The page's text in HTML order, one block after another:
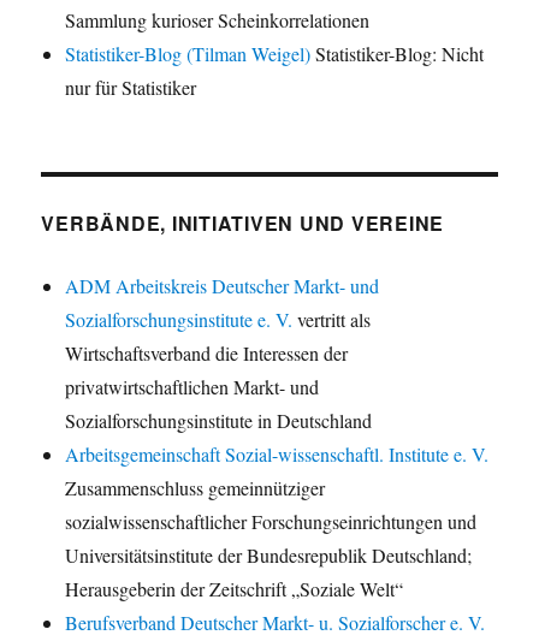
Sammlung kurioser Scheinkorrelationen
Statistiker-Blog (Tilman Weigel)Statistiker-Blog: Nicht
nur für Statistiker
VERBÄNDE, INITIATIVEN UND VEREINE
ADM Arbeitskreis Deutscher Markt- und
Sozialforschungsinstitute e. V. vertritt als
Wirtschaftsverband die Interessen der
privatwirtschaftlichen Markt- und
Sozialforschungsinstitute in Deutschland
Arbeitsgemeinschaft Sozial-wissenschaftl. Institute e. V.
Zusammenschluss gemeinnütziger
sozialwissenschaftlicher Forschungseinrichtungen und
Universitätsinstitute der Bundesrepublik Deutschland;
Herausgeberin der Zeitschrift „Soziale Welt“
Berufsverband Deutscher Markt- u. Sozialforscher e. V.